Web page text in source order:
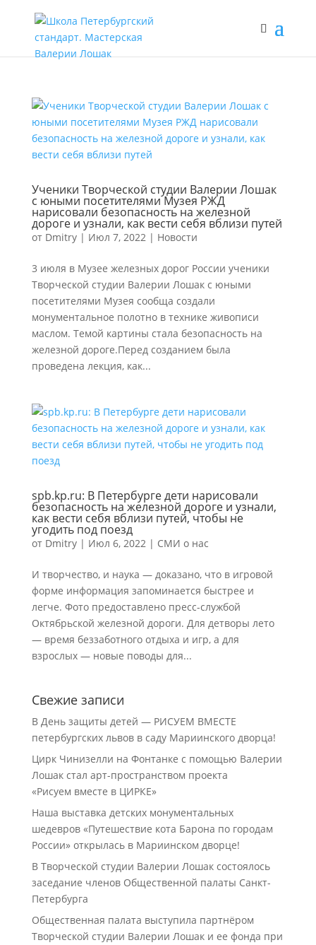
Ученики Творческой студии Валерии Лошак
с юными посетителями Музея РЖД
нарисовали безопасность на железной
дороге и узнали, как вести себя вблизи путей
от Dmitry| Июл 7, 2022| Новости
3 июля в Музее железных дорог России ученики
Творческой студии Валерии Лошак с юными
посетителями Музея сообща создали
монументальное полотно в технике живописи
маслом. Темой картины стала безопасность на
железной дороге.Перед созданием была
проведена лекция, как...
spb.kp.ru: В Петербурге дети нарисовали
безопасность на железной дороге и узнали,
как вести себя вблизи путей, чтобы не
угодить под поезд
от Dmitry| Июл 6, 2022| СМИ о нас
И творчество, и наука — доказано, что в игровой
форме информация запоминается быстрее и
легче. Фото предоставлено пресс-службой
Октябрьской железной дороги. Для детворы лето
— время беззаботного отдыха и игр, а для
взрослых — новые поводы для...
Свежие записи
В День защиты детей — РИСУЕМ ВМЕСТЕ
петербургских львов в саду Мариинского дворца!
Цирк Чинизелли на Фонтанке с помощью Валерии
Лошак стал арт-пространством проекта
«Рисуем вместе в ЦИРКЕ»
Наша выставка детских монументальных
шедевров «Путешествие кота Барона по городам
России» открылась в Мариинском дворце!
В Творческой студии Валерии Лошак состоялось
заседание членов Общественной палаты Санкт-
Петербурга
Общественная палата выступила партнёром
Творческой студии Валерии Лошак и ее фонда при